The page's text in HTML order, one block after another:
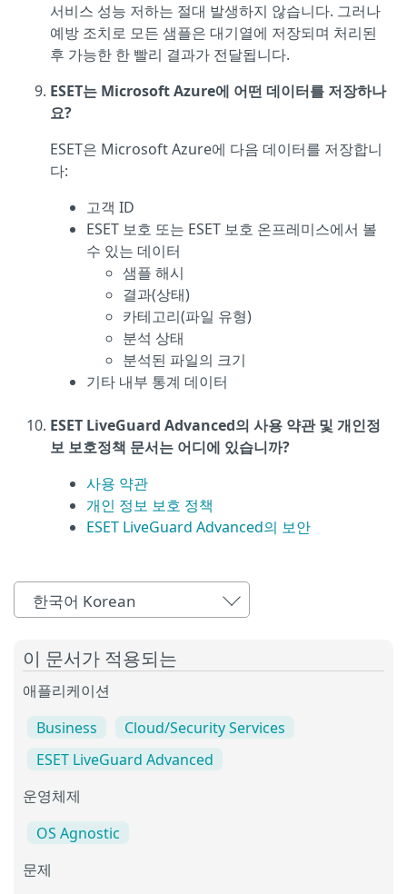
서비스 성능 저하는 절대 발생하지 않습니다. 그러나
예방 조치로 모든 샘플은 대기열에 저장되며 처리된
후 가능한 한 빨리 결과가 전달됩니다.
ESET는 Microsoft Azure에 어떤 데이터를 저장하나
요?
ESET은 Microsoft Azure에 다음 데이터를 저장합니
다:
고객 ID
ESET 보호 또는 ESET 보호 온프레미스에서 볼
수 있는 데이터
샘플 해시
결과(상태)
카테고리(파일 유형)
분석 상태
분석된 파일의 크기
기타 내부 통계 데이터
ESET LiveGuard Advanced의 사용 약관 및 개인정
보 보호정책 문서는 어디에 있습니까?
사용 약관
개인 정보 보호 정책
ESET LiveGuard Advanced의 보안
한국어 Korean
이 문서가 적용되는
애플리케이션
Business
Cloud/Security Services
ESET LiveGuard Advanced
운영체제
OS Agnostic
문제